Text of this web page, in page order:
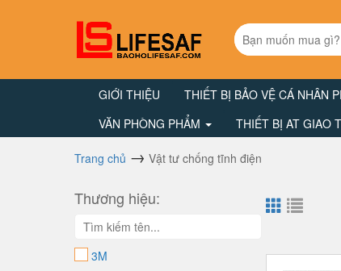
GIỚI THIỆU THIẾT BỊ BẢO VỆ CÁ NHÂN
VĂN PHÒNG PHẨM
THIẾT BỊ AT GIAO
Trang chủ Vật tư chống tĩnh điện
Thương hiệu:
3M